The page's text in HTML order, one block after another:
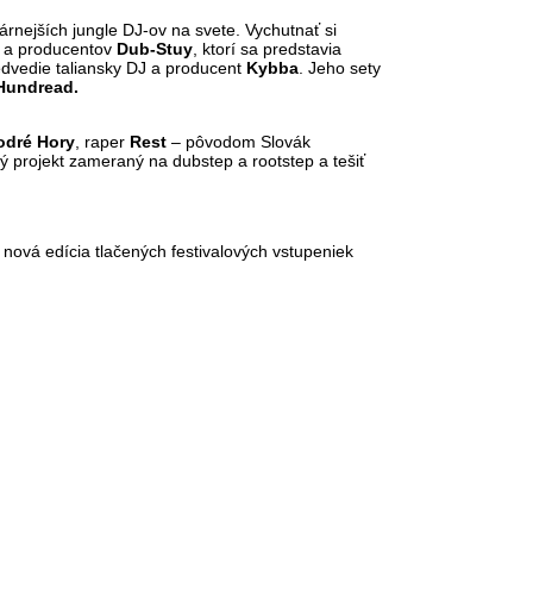
jungle DJ-ov na svete. Vychutnať si
producentov Dub-Stuy, ktorí sa predstavia
taliansky DJ a producent Kybba. Jeho sety
Hory, raper Rest – pôvodom Slovák
projekt zameraný na dubstep a rootstep a tešiť
edícia tlačených festivalových vstupeniek